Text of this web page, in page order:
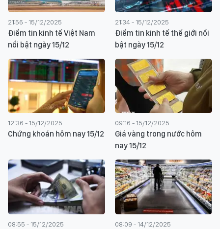
21:56 - 15/12/2025
Điểm tin kinh tế Việt Nam
nổi bật ngày 15/12
21:34 - 15/12/2025
Điểm tin kinh tế thế giới nổi
bật ngày 15/12
12:36 - 15/12/2025
Chứng khoán hôm nay 15/12
09:16 - 15/12/2025
Giá vàng trong nước hôm
nay 15/12
08:55 - 15/12/2025 08:09 - 14/12/2025